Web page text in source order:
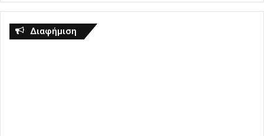
Διαφήμιση